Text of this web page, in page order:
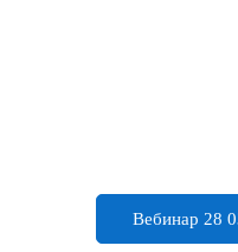
Вебинар 28